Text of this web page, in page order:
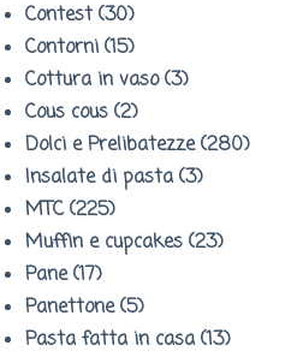
Contest (30)
Contorni (15)
Cottura in vaso (3)
Cous cous (2)
Dolci e Prelibatezze (280)
Insalate di pasta (3)
MTC (225)
Muffin e cupcakes (23)
Pane (17)
Panettone (5)
Pasta fatta in casa (13)